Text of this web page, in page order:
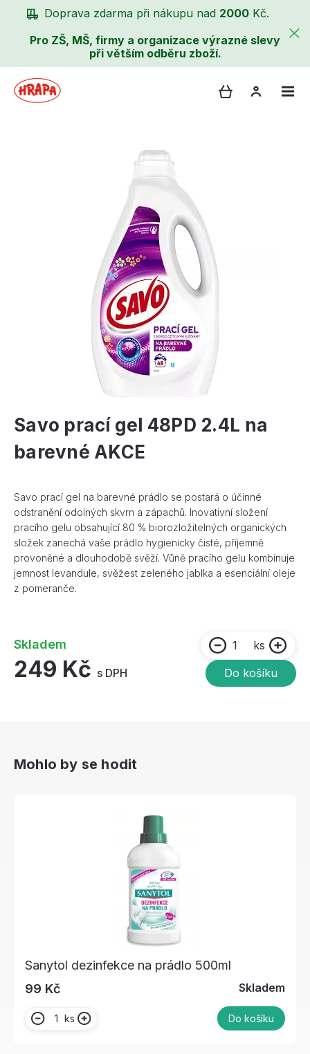
Doprava zdarma při nákupu nad 2000 Kč.
Pro ZŠ, MŠ, firmy a organizace výrazné slevy
při větším odběru zboží.
Savo prací gel 48PD 2.4L na
barevné AKCE
Savo prací gel na barevné prádlo se postará o účinné
odstranění odolných skvrn a zápachů. Inovativní složení
pracího gelu obsahující 80 % biorozložitelných organických
složek zanechá vaše prádlo hygienicky čisté, příjemně
provoněné a dlouhodobě svěží. Vůně pracího gelu kombinuje
jemnost levandule, svěžest zeleného jablka a esenciální oleje
z pomeranče.
Skladem
249 Kč s DPH
ks
Do košíku
Mohlo by se hodit
Sanytol dezinfekce na prádlo 500ml
99 Kč
Skladem
ks Do košíku